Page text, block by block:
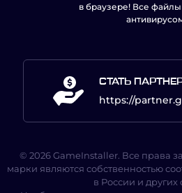
в браузере! Все
СТАТЬ
https://
© 2026 GameInstaller. Все права
марки являются собственностью
в России и других